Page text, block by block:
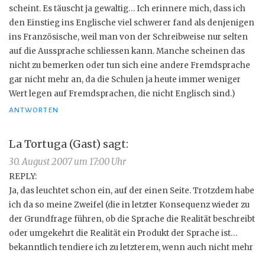
scheint. Es täuscht ja gewaltig… Ich erinnere mich, dass ich
den Einstieg ins Englische viel schwerer fand als denjenigen
ins Französische, weil man von der Schreibweise nur selten
auf die Aussprache schliessen kann. Manche scheinen das
nicht zu bemerken oder tun sich eine andere Fremdsprache
gar nicht mehr an, da die Schulen ja heute immer weniger
Wert legen auf Fremdsprachen, die nicht Englisch sind.)
ANTWORTEN
La Tortuga (Gast) sagt:
30. August 2007 um 17:00 Uhr
REPLY:
Ja, das leuchtet schon ein, auf der einen Seite. Trotzdem habe
ich da so meine Zweifel (die in letzter Konsequenz wieder zu
der Grundfrage führen, ob die Sprache die Realität beschreibt
oder umgekehrt die Realität ein Produkt der Sprache ist…
bekanntlich tendiere ich zu letzterem, wenn auch nicht mehr